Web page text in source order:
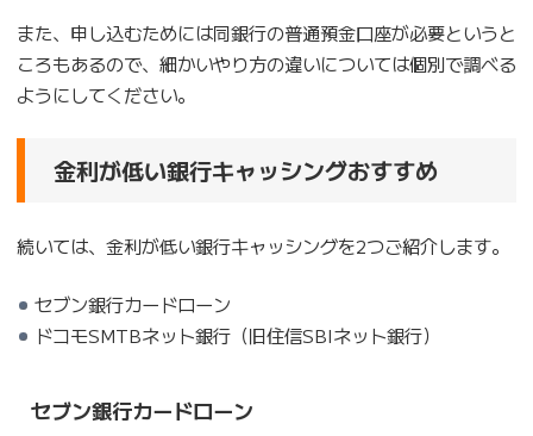
また、申し込むためには同銀行の普通預金口座が必要というと
ころもあるので、細かいやり方の違いについては個別で調べる
ようにしてください。
金利が低い銀行キャッシングおすすめ
続いては、金利が低い銀行キャッシングを2つご紹介します。
セブン銀行カードローン
ドコモSMTBネット銀行（旧住信SBIネット銀行）
セブン銀行カードローン